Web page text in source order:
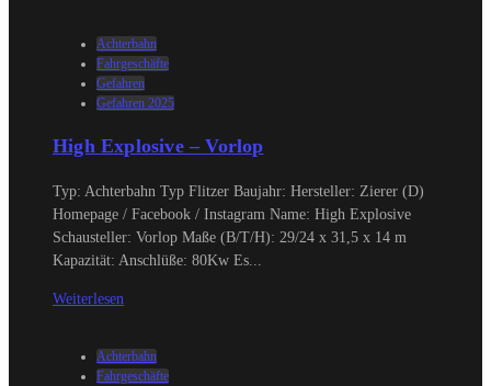
Achterbahn
Fahrgeschäfte
Gefahren
Gefahren 2025
High Explosive – Vorlop
Typ: Achterbahn Typ Flitzer Baujahr: Hersteller: Zierer (D)
Homepage / Facebook / Instagram Name: High Explosive
Schausteller: Vorlop Maße (B/T/H): 29/24 x 31,5 x 14 m
Kapazität: Anschlüße: 80Kw Es...
Weiterlesen
Achterbahn
Fahrgeschäfte